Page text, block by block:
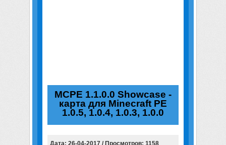
MCPE 1.1.0.0 Showcase -
карта для Minecraft PE
1.0.5, 1.0.4, 1.0.3, 1.0.0
Дата: 26-04-2017 / Просмотров: 1158